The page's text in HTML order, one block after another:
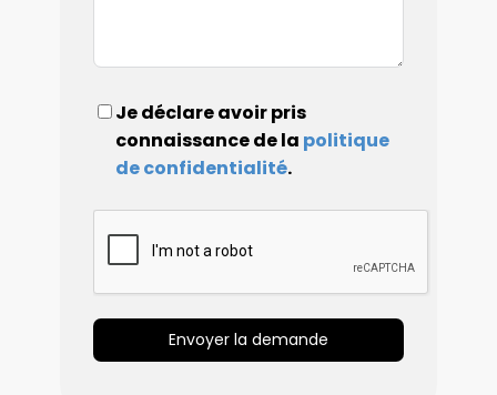
Je déclare avoir pris
connaissance de la politique
de confidentialité.
Envoyer la demande